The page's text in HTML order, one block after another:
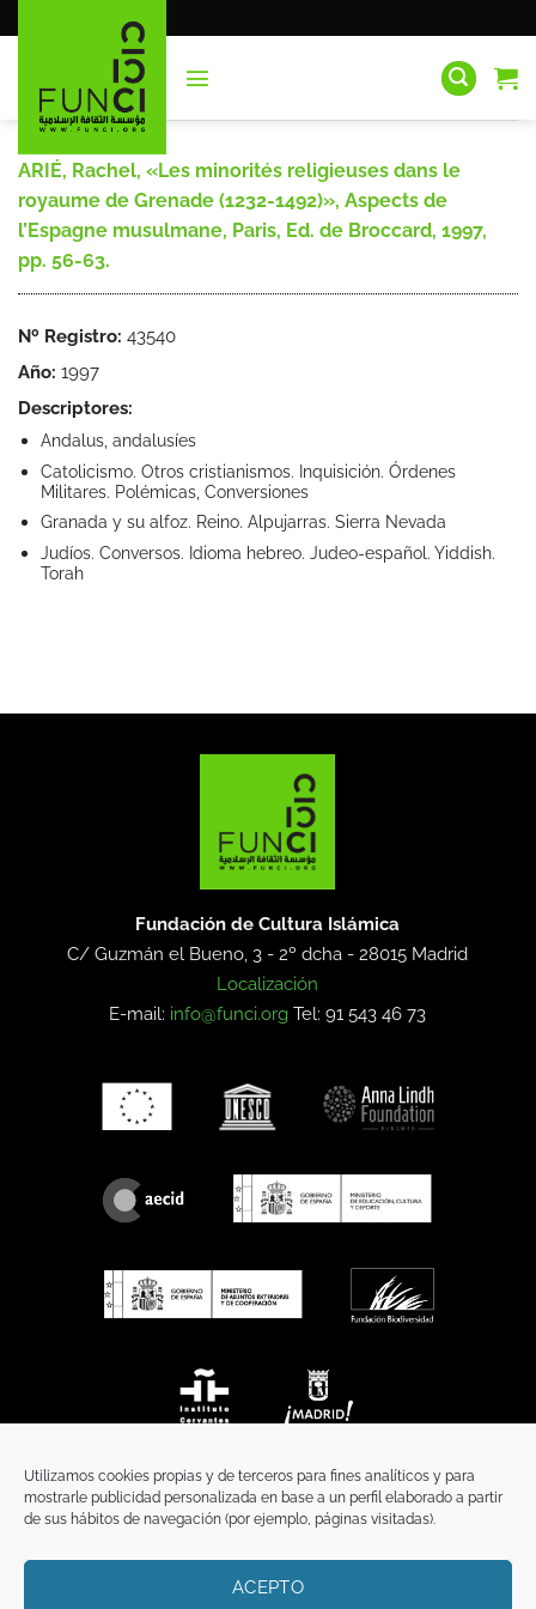
Utilizamos cookies propias y de terceros para fines analíticos y para
mostrarle publicidad personalizada en base a un perfil elaborado a partir
de sus hábitos de navegación (por ejemplo, páginas visitadas).
ACEPTO
al
ARIÉ, Rachel, «Les minorités religieuses dans le
royaume de Grenade (1232-1492)», Aspects de
l’Espagne musulmane, Paris, Ed. de Broccard, 1997,
pp. 56-63.
Nº Registro: 43540
Año: 1997
Descriptores:
Andalus, andalusíes
Catolicismo. Otros cristianismos. Inquisición. Órdenes
Militares. Polémicas, Conversiones
Granada y su alfoz. Reino. Alpujarras. Sierra Nevada
Judíos. Conversos. Idioma hebreo. Judeo-español. Yiddish.
Torah
Fundación de Cultura Islámica
C/ Guzmán el Bueno, 3 - 2º dcha -28015 Madrid
Localización
E-mail: info@funci.org Tel: 91 543 46 73